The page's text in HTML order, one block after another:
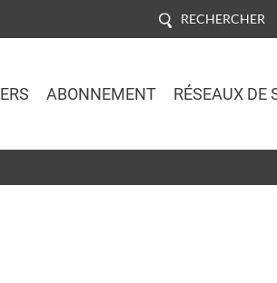
RECHERCHER
ABONNEMENT RÉSEAUX DE